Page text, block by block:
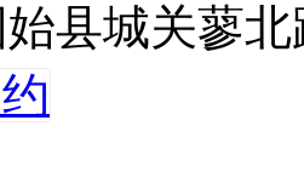
县城关蓼北